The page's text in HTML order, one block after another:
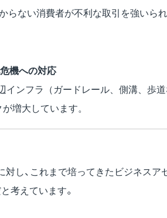
らない消費者が不利な取引を強いら
機への対応
インフラ（ガードレール、側溝、歩
増大しています。
し、これまで培ってきたビジネス
考えています。